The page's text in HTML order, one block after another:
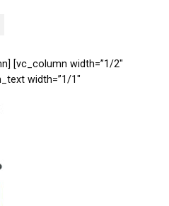
[vc_column width=”1/2″
width=”1/1″